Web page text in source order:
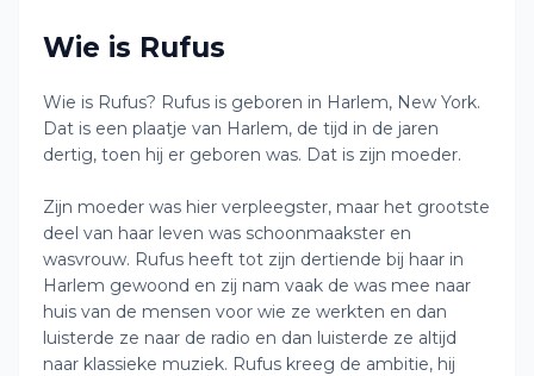
Wie is Rufus
Wie is Rufus? Rufus is geboren in Harlem, New York.
Dat is een plaatje van Harlem, de tijd in de jaren
dertig, toen hij er geboren was. Dat is zijn moeder.
Zijn moeder was hier verpleegster, maar het grootste
deel van haar leven was schoonmaakster en
wasvrouw. Rufus heeft tot zijn dertiende bij haar in
Harlem gewoond en zij nam vaak de was mee naar
huis van de mensen voor wie ze werkten en dan
luisterde ze naar de radio en dan luisterde ze altijd
naar klassieke muziek. Rufus kreeg de ambitie, hij